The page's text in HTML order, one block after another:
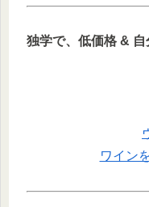
独学で、 低価格 &
ワイン